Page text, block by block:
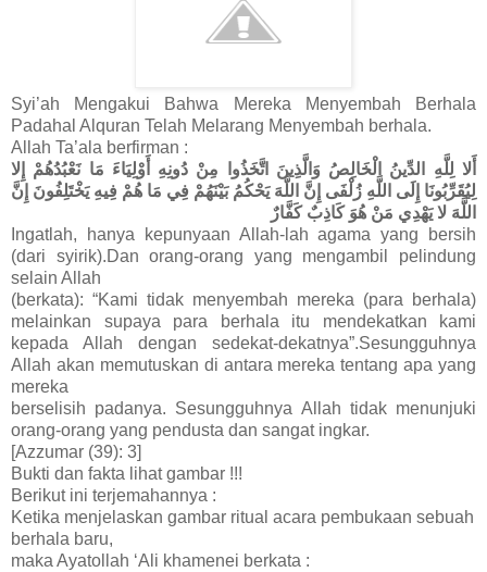
Syi’ah Mengakui Bahwa Mereka Menyembah Berhala
Padahal Alquran Telah Melarang Menyembah berhala.
Allah Ta’ala berfirman :
أَلا لِلَّهِ الدِّينُ الْخَالِصُ وَالَّذِينَ اتَّخَذُوا مِنْ دُونِهِ أَوْلِيَاءَ مَا نَعْبُدُهُمْ إِلا
لِيُقَرِّبُونَا إِلَى اللَّهِ زُلْفَى إِنَّ اللَّهَ يَحْكُمُ بَيْنَهُمْ فِي مَا هُمْ فِيهِ يَخْتَلِفُونَ إِنَّ
اللَّهَ لا يَهْدِي مَنْ هُوَ كَاذِبٌ كَفَّارٌ
Ingatlah, hanya kepunyaan Allah-lah agama yang bersih
(dari syirik).Dan orang-orang yang mengambil pelindung
selain Allah
(berkata): “Kami tidak menyembah mereka (para berhala)
melainkan supaya para berhala itu mendekatkan kami
kepada Allah dengan sedekat-dekatnya”.Sesungguhnya
Allah akan memutuskan di antara mereka tentang apa yang
mereka
berselisih padanya. Sesungguhnya Allah tidak menunjuki
orang-orang yang pendusta dan sangat ingkar.
[Azzumar (39): 3]
Bukti dan fakta lihat gambar !!!
Berikut ini terjemahannya :
Ketika menjelaskan gambar ritual acara pembukaan sebuah
berhala baru,
maka Ayatollah ‘Ali khamenei berkata :